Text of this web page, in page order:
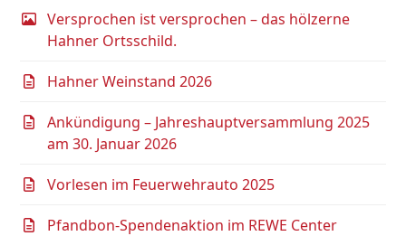
Versprochen ist versprochen – das hölzerne
Hahner Ortsschild.
Hahner Weinstand 2026
Ankündigung – Jahreshauptversammlung 2025
am 30. Januar 2026
Vorlesen im Feuerwehrauto 2025
Pfandbon-Spendenaktion im REWE Center